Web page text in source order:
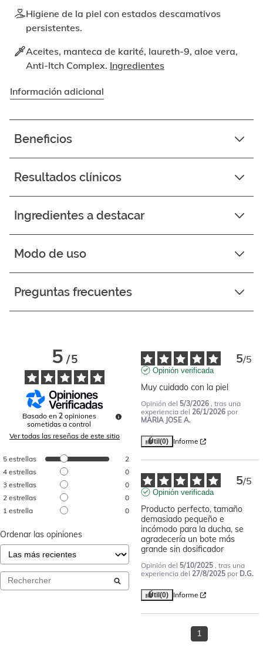
Higiene de la piel con estados descamativos
persistentes.
Aceites, manteca de karité, laureth-9, aloe vera,
Anti-Itch Complex. Ingredientes
Información adicional
Beneficios
Resultados clínicos
Ingredientes a destacar
Modo de uso
Preguntas frecuentes
5/5
Basado en 2 opiniones
sometidas a control
Ver todas las reseñas de este sitio
5 estrellas
2
4 estrellas
0
3 estrellas
0
2 estrellas
0
1 estrella 0
Ordenar las opiniones
5/5
Opinión verificada
Muy cuidado con la piel
Opinión del 5/3/2026 , tras una
experiencia del 26/1/2026 por
MARIA JOSE A.
Útil (0) Informe
5/5
Opinión verificada
Producto perfecto, tamaño
demasiado pequeño e
incómodo para la ducha, se
agradecería un bote más
grande sin dosificador
Opinión del 5/10/2025 , tras una
experiencia del 27/8/2025 por D.G.
Útil (0) Informe
1